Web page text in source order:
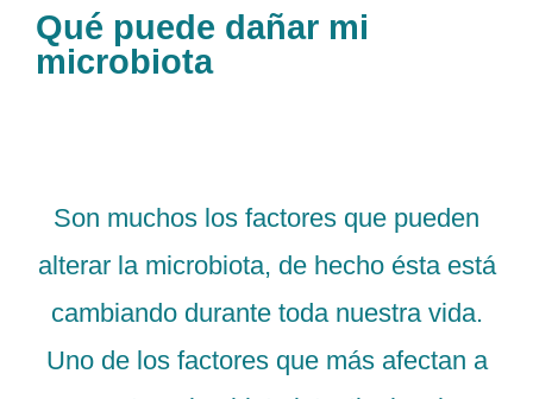
Qué puede dañar mi
microbiota
Son muchos los factores que pueden
alterar la microbiota, de hecho ésta está
cambiando durante toda nuestra vida.
Uno de los factores que más afectan a